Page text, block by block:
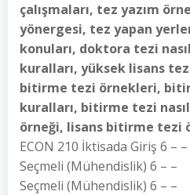
çalışmaları, tez yazım
yönergesi, tez yapan
konuları, doktora tezi
kuralları, yüksek lisans
bitirme tezi örnekleri,
kuralları, bitirme tezi
örneği, lisans bitirme tezi
ECON 210 İktisada Giriş 6 – –
Seçmeli (Mühendislik) 6 – –
Seçmeli (Mühendislik) 6 – –